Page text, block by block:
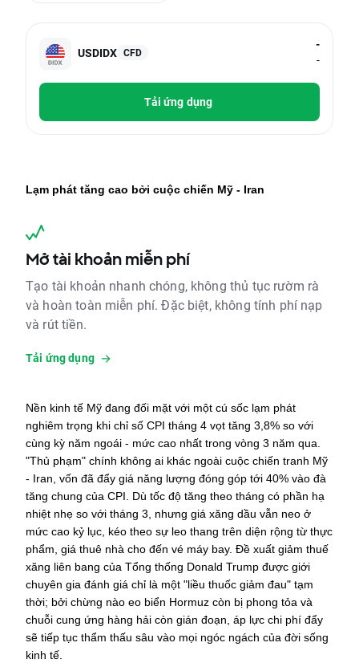
USDIDX CFD
-
-
Tải ứng dụng
Lạm phát tăng cao bởi cuộc chiến Mỹ - Iran
Mở tài khoản miễn phí
Tạo tài khoản nhanh chóng, không thủ tục rườm rà
và hoàn toàn miễn phí. Đặc biệt, không tính phí nạp
và rút tiền.
Tải ứng dụng
Nền kinh tế Mỹ đang đối mặt với một cú sốc lạm phát
nghiêm trọng khi chỉ số CPI tháng 4 vọt tăng 3,8% so với
cùng kỳ năm ngoái - mức cao nhất trong vòng 3 năm qua.
"Thủ phạm" chính không ai khác ngoài cuộc chiến tranh Mỹ
- Iran, vốn đã đẩy giá năng lượng đóng góp tới 40% vào đà
tăng chung của CPI. Dù tốc độ tăng theo tháng có phần hạ
nhiệt nhẹ so với tháng 3, nhưng giá xăng dầu vẫn neo ở
mức cao kỷ lục, kéo theo sự leo thang trên diện rộng từ thực
phẩm, giá thuê nhà cho đến vé máy bay. Đề xuất giảm thuế
xăng liên bang của Tổng thống Donald Trump được giới
chuyên gia đánh giá chỉ là một "liều thuốc giảm đau" tạm
thời; bởi chừng nào eo biển Hormuz còn bị phong tỏa và
chuỗi cung ứng hàng hải còn gián đoạn, áp lực chi phí đẩy
sẽ tiếp tục thẩm thấu sâu vào mọi ngóc ngách của đời sống
kinh tế.